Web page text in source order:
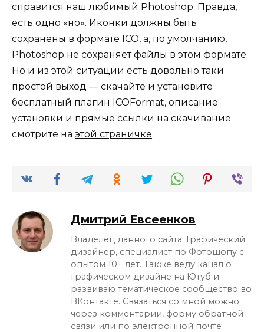
справится наш любимый Photoshop. Правда,
есть одно «но». Иконки должны быть
сохранены в формате ICO, а, по умолчанию,
Photoshop не сохраняет файлы в этом формате.
Но и из этой ситуации есть довольно таки
простой выход — скачайте и установите
бесплатный плагин ICOFormat, описание
установки и прямые ссылки на скачивание
смотрите на этой страничке.
Дмитрий Евсеенков
Владелец данного сайта. Графический
дизайнер, специалист по Фотошопу с
опытом 10+ лет. Также веду канал о
графическом дизайне на Ютуб и
развиваю тематическое сообщество во
ВКонтакте. Связаться со мной можно
через комментарии, форму обратной
связи или по электронной почте